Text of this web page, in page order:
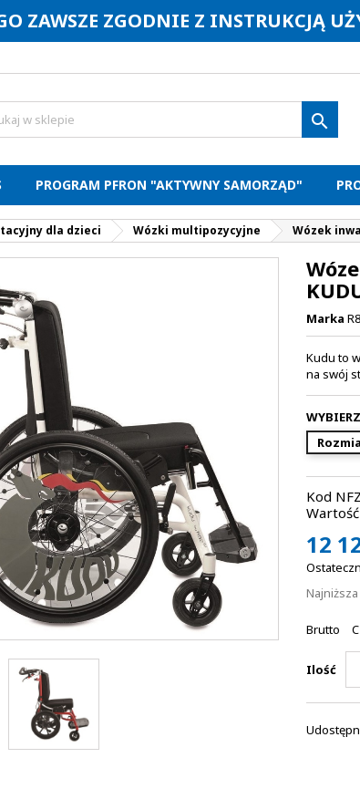
ZAWSZE ZGODNIE Z INSTRUKCJĄ

PROGRAM PFRON "AKTYWNY SAMORZĄD"
dla dzieci Wózki multipozycyjne Wózek
Marka
Kudu to
na swój
Kod
12
Brutto
Ilość